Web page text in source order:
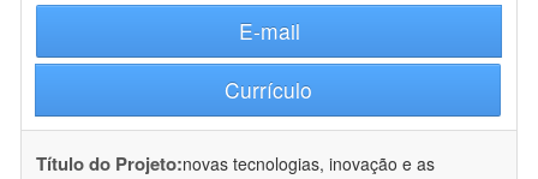
E-mail
Currículo
Título do Projeto:novas tecnologias, inovação e as